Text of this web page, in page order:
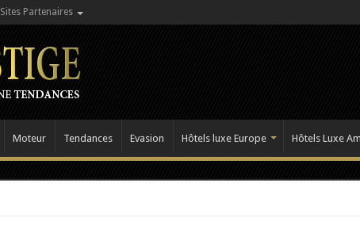
Sites Partenaires
Moteur Tendances Evasion Hôtels luxe Europe Hôtels Luxe